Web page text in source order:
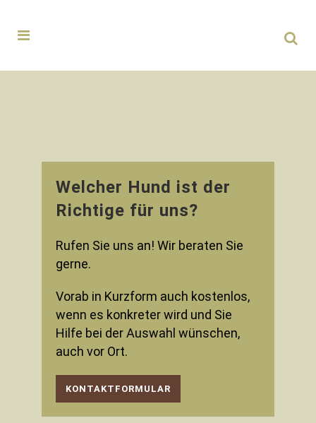
Welcher Hund ist der
Richtige für uns?
Rufen Sie uns an! Wir beraten Sie
gerne.
Vorab in Kurzform auch kostenlos,
wenn es konkreter wird und Sie
Hilfe bei der Auswahl wünschen,
auch vor Ort.
KONTAKTFORMULAR